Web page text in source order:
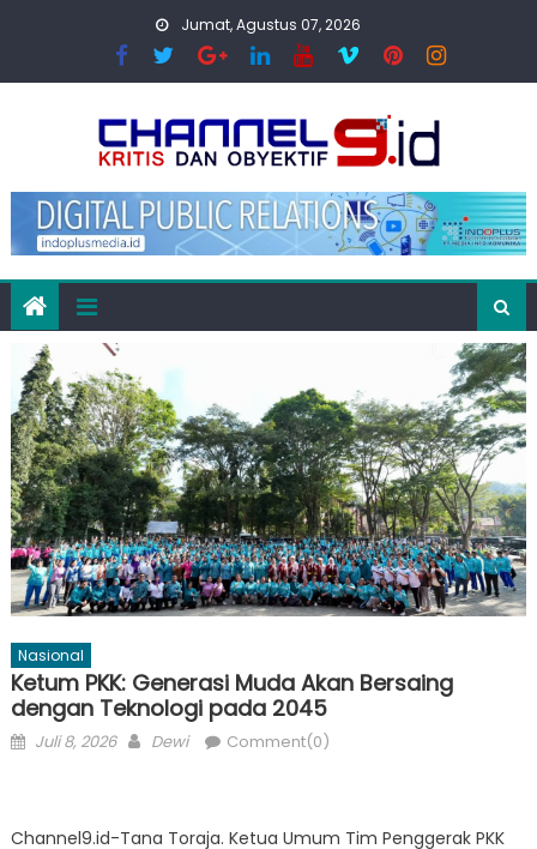
Jumat, Agustus 07, 2026
Nasional
Ketum PKK: Generasi Muda Akan Bersaing
dengan Teknologi pada 2045
Posted
Juli 8, 2026 Author
Dewi Comment(0)
Channel9.id-Tana Toraja. Ketua Umum Tim Penggerak PKK